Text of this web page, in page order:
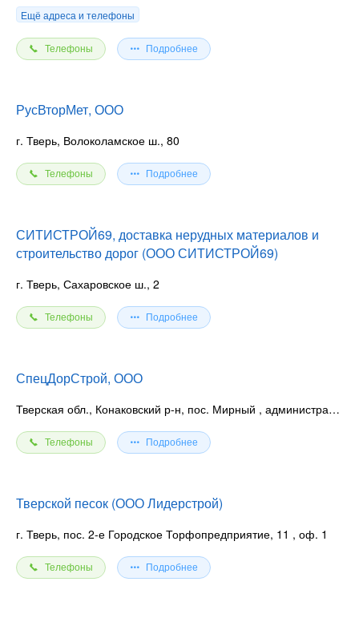
Ещё адреса и телефоны
Телефоны Подробнее
РусВторМет, ООО
г. Тверь, Волоколамское ш., 80
Телефоны Подробнее
СИТИСТРОЙ69, доставка нерудных материалов и
строительство дорог (ООО СИТИСТРОЙ69)
г. Тверь, Сахаровское ш., 2
Телефоны Подробнее
СпецДорСтрой, ООО
Тверская обл., Конаковский р-н, пос. Мирный , административное здание СПК Завидово
Телефоны Подробнее
Тверской песок (ООО Лидерстрой)
г. Тверь, пос. 2-е Городское Торфопредприятие, 11 , оф. 1
Телефоны Подробнее